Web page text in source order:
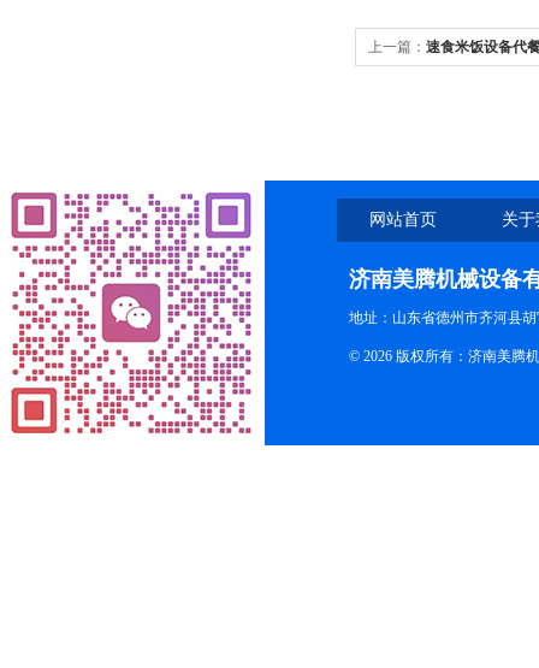
上一篇： 速食米饭设备代
网站首页 关
济南美腾机械设备
地址：山东省德州市齐河县
© 2026 版权所有：济南美腾